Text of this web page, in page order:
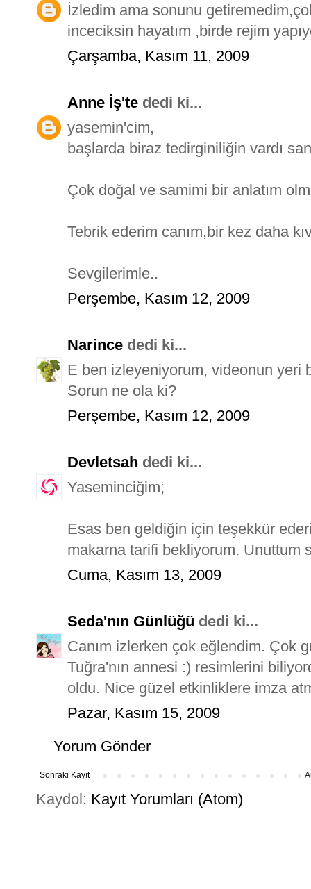
İzledim ama sonunu
inceciksin hayatım ,birde rejim
Çarşamba, Kasım 11, 2009
Anne İş'te dedi ki...
yasemin'cim,
başlarda biraz tedirginiliğin vardı
Çok doğal ve samimi bir anlatım
Tebrik ederim canım,bir kez daha
Sevgilerimle..
Perşembe, Kasım 12, 2009
Narince dedi ki...
E ben izleyeniyorum, videonun yeri
Sorun ne ola ki?
Perşembe, Kasım 12, 2009
Devletsah dedi ki...
Yaseminciğim;
Esas ben geldiğin için teşekkür
makarna tarifi bekliyorum. Unuttum
Cuma, Kasım 13, 2009
Seda'nın Günlüğü dedi ki...
Canım izlerken çok eğlendim. Çok
Tuğra'nın annesi :) resimlerini
oldu. Nice güzel etkinliklere imza
Pazar, Kasım 15, 2009
Yorum Gönder
Sonraki Kayıt
Kaydol: Kayıt Yorumları (Atom)